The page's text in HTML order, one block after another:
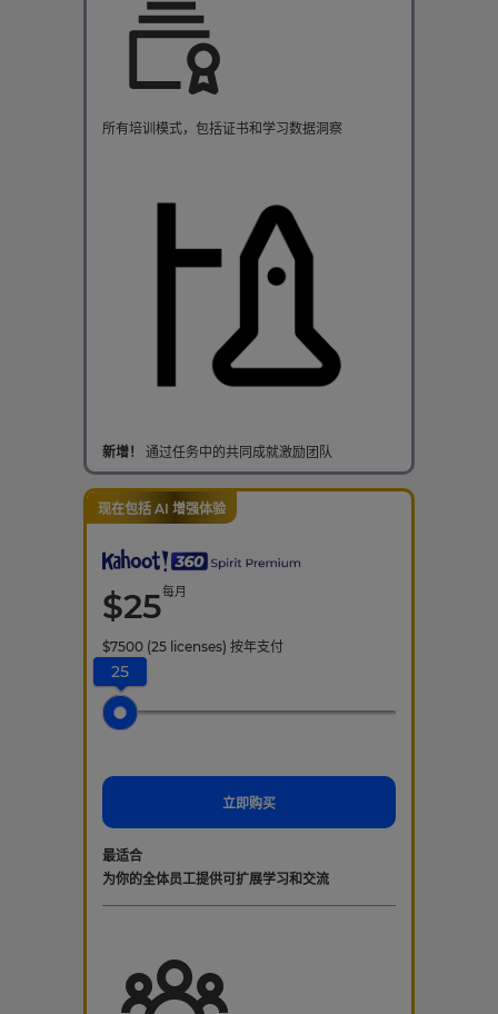
所有培训模式，包括证书和学习数据洞察
新增！ 通过任务中的共同成就激励团队
现在包括 AI 增强体验
$25每月
$7500 (25 licenses) 按年支付
25
立即购买
最适合
为你的全体员工提供可扩展学习和交流